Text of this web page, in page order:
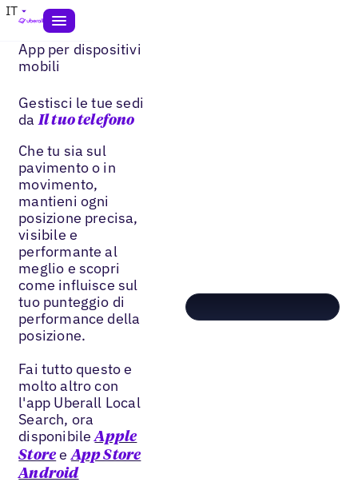
IT
App per dispositivi
mobili
Gestisci le tue sedi
daIl tuo telefono
Che tu sia sul
pavimento o in
movimento,
mantieni ogni
posizione precisa,
visibile e
performante al
meglio e scopri
come influisce sul
tuo punteggio di
performance della
posizione.
Fai tutto questo e
molto altro con
l'app Uberall Local
Search, ora
disponibileApple
Store eApp Store
Android